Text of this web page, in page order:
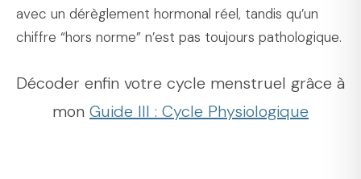
avec un dérèglement hormonal réel, tandis qu’un
chiffre “hors norme” n’est pas toujours pathologique.
Décoder enfin votre cycle menstruel grâce à
mon Guide III : Cycle Physiologique